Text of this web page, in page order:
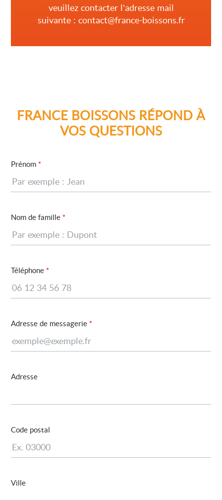
veuillez contacter l’adresse mail
suivante : contact@france-boissons.fr
FRANCE BOISSONS RÉPOND À
VOS QUESTIONS
Prénom*
Nom de famille*
Téléphone*
Adresse de messagerie*
Adresse
Code postal
Ville